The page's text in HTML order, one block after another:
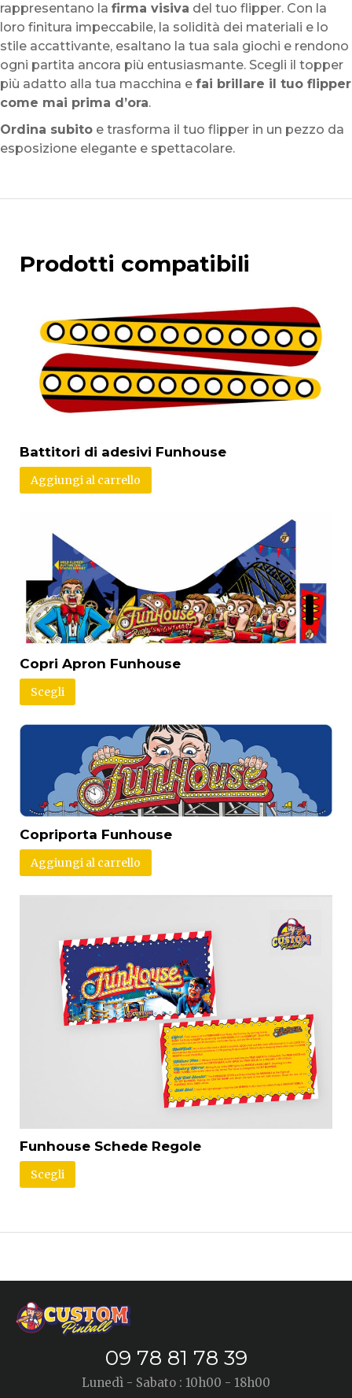
rappresentano la firma visiva del tuo flipper. Con la
loro finitura impeccabile, la solidità dei materiali e lo
stile accattivante, esaltano la tua sala giochi e rendono
ogni partita ancora più entusiasmante. Scegli il topper
più adatto alla tua macchina e fai brillare il tuo flipper
come mai prima d’ora.
Ordina subito e trasforma il tuo flipper in un pezzo da
esposizione elegante e spettacolare.
Prodotti compatibili
Battitori di adesivi Funhouse
Aggiungi al carrello
Copri Apron Funhouse
Scegli
Copriporta Funhouse
Aggiungi al carrello
Funhouse Schede Regole
Scegli
09 78 81 78 39
Lunedì - Sabato : 10h00 - 18h00